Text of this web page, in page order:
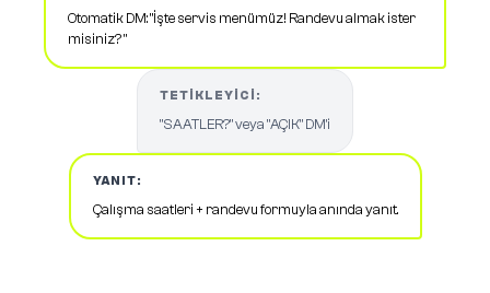
Otomatik DM: "İşte servis menümüz! Randevu almak ister
misiniz? "
TETIKLEYICI:
"SAATLER?" veya "AÇIK" DM'i
YANIT:
Çalışma saatleri + randevu formuyla anında yanıt.